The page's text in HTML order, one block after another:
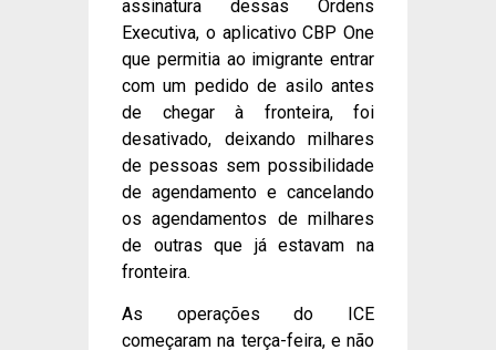
assinatura dessas Ordens
Executiva, o aplicativo CBP One
que permitia ao imigrante entrar
com um pedido de asilo antes
de chegar à fronteira, foi
desativado, deixando milhares
de pessoas sem possibilidade
de agendamento e cancelando
os agendamentos de milhares
de outras que já estavam na
fronteira.
As operações do ICE
começaram na terça-feira, e não